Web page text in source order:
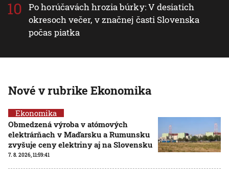
Po horúčavách hrozia búrky: V desiatich
okresoch večer, v značnej časti Slovenska
počas piatka
Nové v rubrike Ekonomika
Ekonomika
Obmedzená výroba v atómových
elektrárňach v Maďarsku a Rumunsku
zvyšuje ceny elektriny aj na Slovensku
7. 8. 2026, 11:59:41